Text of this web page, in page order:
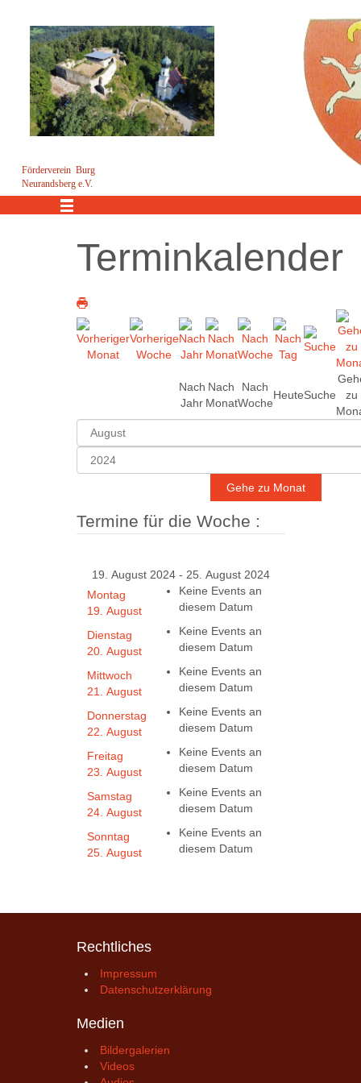
Förderverein Burg
Neurandsberg e.V.
Terminkalender
Nach
Jahr
Nach
Monat
Nach
Woche
HeuteSuche
zu
Gehe zu Monat
Termine für die Woche :
19. August 2024 - 25. August 2024
Montag
19. August
Keine Events an
diesem Datum
Dienstag
20. August
Keine Events an
diesem Datum
Mittwoch
21. August
Keine Events an
diesem Datum
Donnerstag
22. August
Keine Events an
diesem Datum
Freitag
23. August
Keine Events an
diesem Datum
Samstag
24. August
Keine Events an
diesem Datum
Sonntag
25. August
Keine Events an
diesem Datum
Rechtliches
Impressum
Datenschutzerklärung
Medien
Bildergalerien
Videos